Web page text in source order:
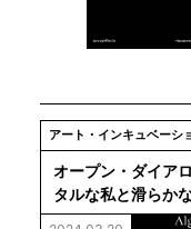
アート・インキュベーシ
オープン・ダイア
タルな私と滑らか
ンデザイン？」